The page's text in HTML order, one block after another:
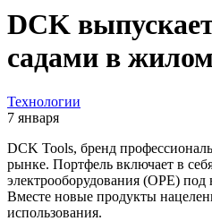
DCK
садами в
Технологии
7 января
DCK Tools, бренд
рынке. Портфель включает в
электрооборудования (OPE)
Вместе новые продукты
использования.